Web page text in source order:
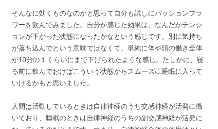
そんなに効くものなのかと思って自分も試しにパッションフラ
ワーを飲んでみました。自分が感じた効果は、なんだかテンシ
ョンが下がった状態になったかなという感じです。別に気持ち
が落ち込んでという意味ではなくて、単純に体や頭の働き全体
が10分の１くらいにまで下げられたような感じ。たしかに、寝
る前に飲んでおけばこういう状態からスムーズに睡眠に入って
いけるかもと思いました。
人間は活動しているときは自律神経のうち交感神経が活発に働
いており、睡眠のときは自律神経のうちの副交感神経が活発に